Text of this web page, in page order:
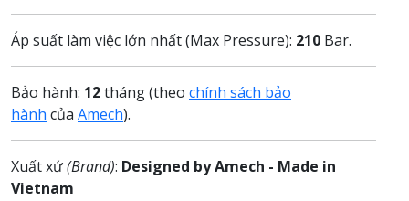
Áp suất làm việc lớn nhất (Max Pressure): 210 Bar.
Bảo hành: 12tháng (theo chính sách bảo
hành của Amech).
Xuất xứ(Brand): Designed by Amech - Made in
Vietnam